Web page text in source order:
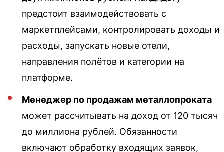
предстоит взаимодействовать с
маркетплейсами, контролировать доходы и
расходы, запускать новые отели,
направления полётов и категории на
платформе.
Менеджер по продажам металлопроката
может рассчитывать на доход от 120 тысяч
до миллиона рублей. Обязанности
включают обработку входящих заявок,